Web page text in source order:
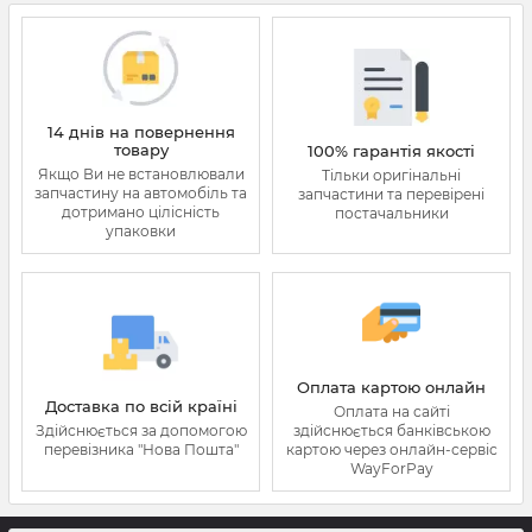
14 днів на повернення
товару
Якщо Ви не встановлювали
запчастину на автомобіль та
дотримано цілісність
упаковки
100% гарантія якості
Тільки оригінальні
запчастини та перевірені
постачальники
Доставка по всій країні
Здійснюється за допомогою
перевізника "Нова Пошта"
Оплата картою онлайн
Оплата на сайті
здійснюється банківською
картою через онлайн-сервіс
WayForPay